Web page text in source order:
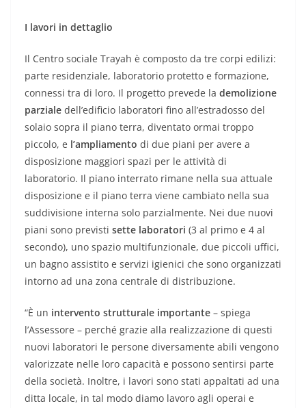
I lavori in dettaglio
Il Centro sociale Trayah è composto da tre corpi edilizi:
parte residenziale, laboratorio protetto e formazione,
connessi tra di loro. Il progetto prevede la demolizione
parziale dell’edificio laboratori fino all’estradosso del
solaio sopra il piano terra, diventato ormai troppo
piccolo, e l’ampliamento di due piani per avere a
disposizione maggiori spazi per le attività di
laboratorio. Il piano interrato rimane nella sua attuale
disposizione e il piano terra viene cambiato nella sua
suddivisione interna solo parzialmente. Nei due nuovi
piani sono previsti sette laboratori (3 al primo e 4 al
secondo), uno spazio multifunzionale, due piccoli uffici,
un bagno assistito e servizi igienici che sono organizzati
intorno ad una zona centrale di distribuzione.
“È un intervento strutturale importante – spiega
l’Assessore – perché grazie alla realizzazione di questi
nuovi laboratori le persone diversamente abili vengono
valorizzate nelle loro capacità e possono sentirsi parte
della società. Inoltre, i lavori sono stati appaltati ad una
ditta locale, in tal modo diamo lavoro agli operai e